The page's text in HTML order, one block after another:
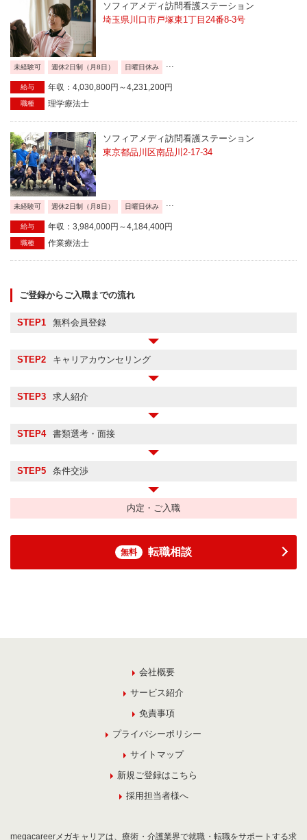
ソフィアメディ訪問看護ステーション
埼玉県川口市戸塚東1丁目24番8-3号
未経験可 週休2日制（月8日） 日曜日休み ...
給与 年収：4,030,800円～4,231,200円
職種 理学療法士
ソフィアメディ訪問看護ステーション
東京都品川区南品川2-17-34
未経験可 週休2日制（月8日） 日曜日休み ...
給与 年収：3,984,000円～4,184,400円
職種 作業療法士
ご登録からご入職までの流れ
STEP1 無料会員登録
STEP2 キャリアカウンセリング
STEP3 求人紹介
STEP4 書類選考・面接
STEP5 条件交渉
内定・ご入職
無料 転職相談
会社概要
サービス紹介
免責事項
プライバシーポリシー
サイトマップ
新規ご登録はこちら
採用担当者様へ
megacareerメガキャリアは、療術・介護業界で就職・転職をサポートする求